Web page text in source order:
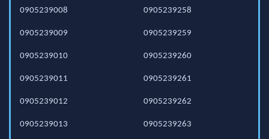
0905239008
0905239009
0905239010
0905239011
0905239012
0905239013
0905239258
0905239259
0905239260
0905239261
0905239262
0905239263